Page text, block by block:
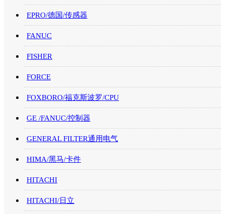
EPRO/德国/传感器
FANUC
FISHER
FORCE
FOXBORO/福克斯波罗/CPU
GE /FANUC/控制器
GENERAL FILTER通用电气
HIMA/黑马/卡件
HITACHI
HITACHI/日立